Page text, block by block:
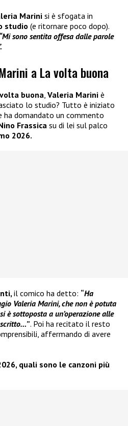
Marini si è sfogata in
studio (e ritornare poco dopo).
“Mi sono sentita offesa dalle parole
a La volta buona
buona Valeria Marini è
lo studio? Tutto è iniziato
ha domandato un commento
Frassica su di lei sul palco
2026.
il comico ha detto: “Ha
Valeria Marini, che non è potuta
è sottoposta a un’operazione alle
scritto…”. Poi ha recitato il resto
affermando di avere
quali sono le canzoni più